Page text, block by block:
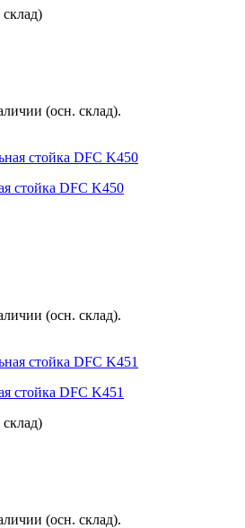
(осн. склад).
стойка DFC K450
(осн. склад).
стойка DFC K451
(осн. склад).